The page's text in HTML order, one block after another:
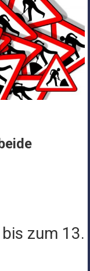
zum 13.